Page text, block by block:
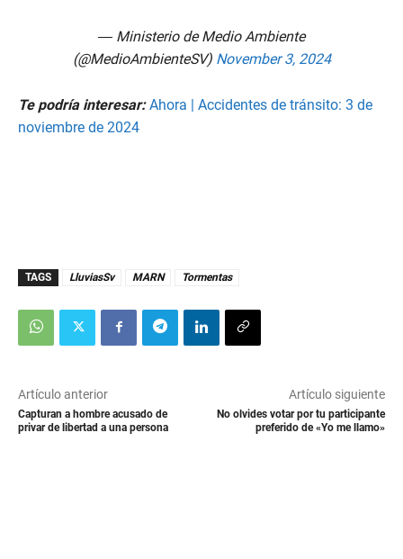
— Ministerio de Medio Ambiente
(@MedioAmbienteSV) November 3, 2024
Te podría interesar: Ahora | Accidentes de tránsito: 3 de
noviembre de 2024
TAGS LluviasSv MARN Tormentas
Artículo anterior
Capturan a hombre acusado de
privar de libertad a una persona
Artículo siguiente
No olvides votar por tu participante
preferido de «Yo me llamo»